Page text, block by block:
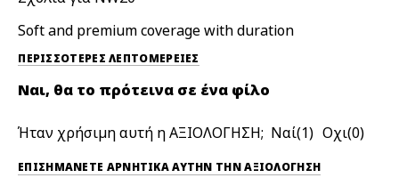
Soft and premium coverage with duration
ΠΕΡΙΣΣΌΤΕΡΕΣ ΛΕΠΤΟΜΈΡΕΙΕΣ
Ναι, θα το πρότεινα σε ένα φίλο
Ήταν χρήσιμη αυτή η ΑΞΙΟΛΟΓΗΣΗ; 1 0
ΕΠΙΣΗΜΆΝΕΤΕ ΑΡΝΗΤΙΚΆ ΑΥΤΉΝ ΤΗΝ ΑΞΙΟΛΟΓΗΣΗ